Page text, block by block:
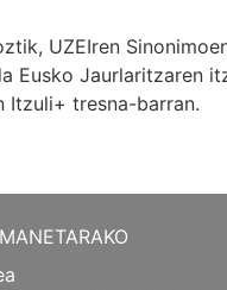
UZEIren
Eusko Jaurlaritzaren
Itzuli+ tresna-barran.